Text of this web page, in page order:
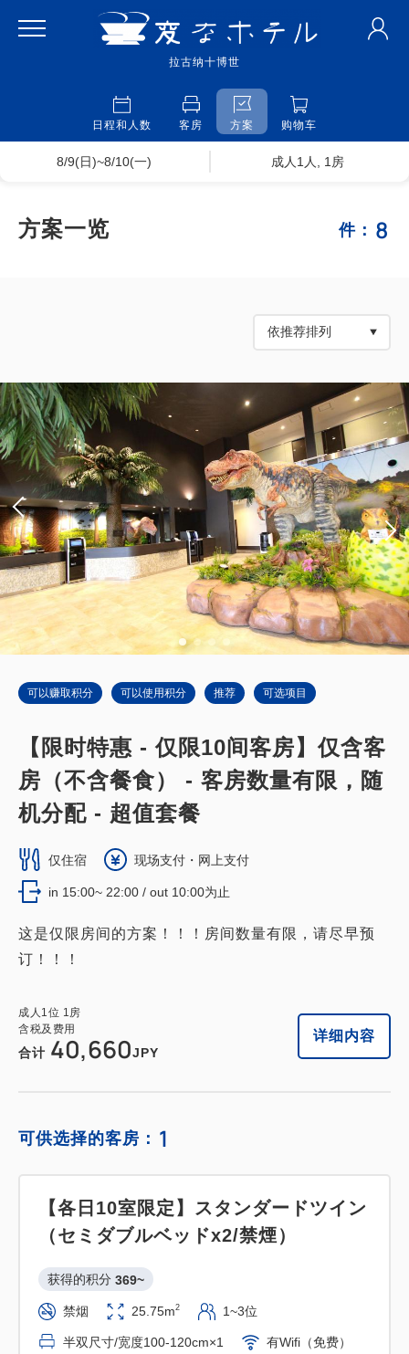
拉古纳十博世
日程和人数 客房 方案 购物车
8/9(日)~8/10(一) 成人1人, 1房
方案一览 件： 8
可以赚取积分 可以使用积分 推荐 可选项目
【限时特惠 - 仅限10间客房】仅含客
房（不含餐食） - 客房数量有限，随
机分配 - 超值套餐
仅住宿 现场支付・网上支付
in 15:00~ 22:00 / out 10:00为止
这是仅限房间的方案！！！房间数量有限，请尽早预
订！！！
成人 1位 1房
含税及费用
合计 40,660JPY
详细内容
可供选择的客房： 1
【各日10室限定】スタンダードツイン
（セミダブルベッドx2/禁煙）
获得的积分 369~
禁烟 25.75m2 1~3位
半双尺寸/宽度100-120cm×1 有Wifi（免费）